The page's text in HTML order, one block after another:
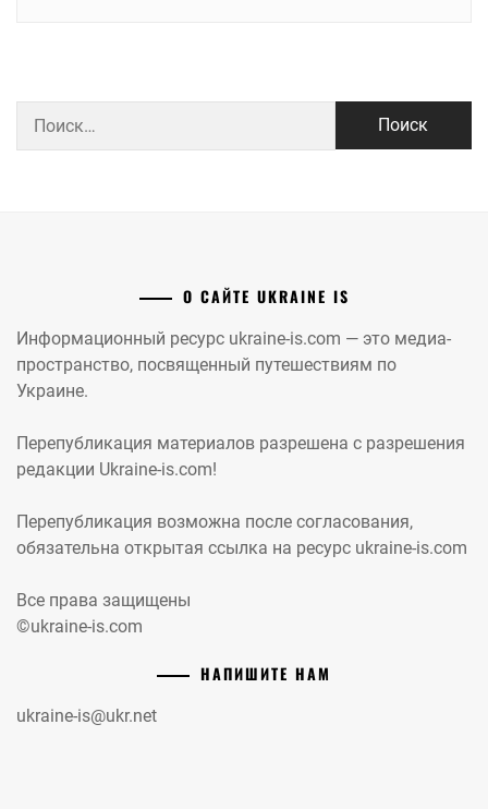
О САЙТЕ UKRAINE IS
Информационный ресурс ukraine-is.com — это медиа-
пространство, посвященный путешествиям по
Украине.
Перепубликация материалов разрешена с разрешения
редакции Ukraine-is.com!
Перепубликация возможна после согласования,
обязательна открытая ссылка на ресурс ukraine-is.com
Все права защищены
©ukraine-is.com
НАПИШИТЕ НАМ
ukraine-is@ukr.net